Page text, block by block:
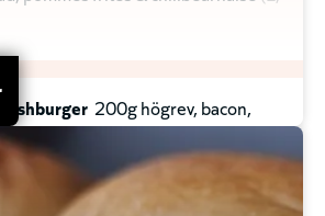
200g högrev, bacon,
confiterad tomat, pommes
AX